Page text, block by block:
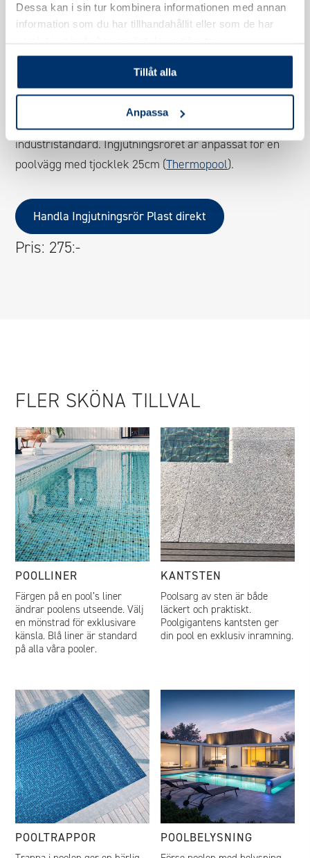
Dessa kan i sin tur kombinera informationen med annan
information som du har tillhandahållit eller som de har
Tillåt alla
Anpassa
INGJUTNINGSRÖR
INGJUTNINGSRÖRPLAST
Ingjutningsröret som är standard i våra poolpaket är
tillverkat av en åldersbeständig plast enligt högsta
industristandard. Ingjutningsröret är anpassat för en
poolvägg med tjocklek 25cm (Thermopool).
Handla Ingjutningsrör Plast direkt
Pris: 275:-
FLER SKÖNA TILLVAL
POOLLINER
Färgen på en pool’s liner
ändrar poolens utseende. Välj
en mönstrad för exklusivare
känsla. Blå liner är standard
på alla våra pooler.
KANTSTEN
Poolsarg av sten är både
läckert och praktiskt.
Poolgigantens kantsten ger
din pool en exklusiv inramning.
POOLTRAPPOR POOLBELYSNING